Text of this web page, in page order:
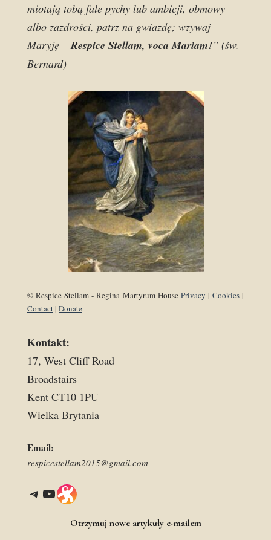
miotają tobą fale pychy lub ambicji, obmowy
albo zazdrości, patrz na gwiazdę; wzywaj
Maryję –Respice Stellam, voca Mariam!” (św.
Bernard)
© Respice Stellam - Regina Martyrum House Privacy | Cookies|
Contact| Donate
Kontakt:
17, West Cliff Road
Broadstairs
Kent CT10 1PU
Wielka Brytania
Email:
respicestellam2015@gmail.com
Telegram YouTube Link
Otrzymuj nowe artykuły e-mailem